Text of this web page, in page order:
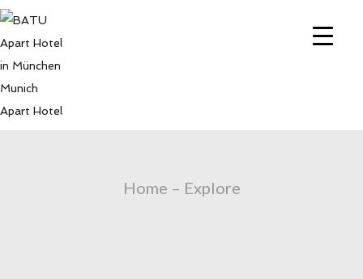
Home – Explore